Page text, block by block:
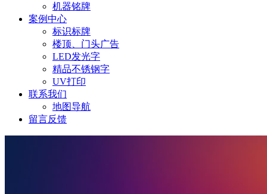
机器铭牌
案例中心
标识标牌
楼顶、门头广告
LED发光字
精品不锈钢字
UV打印
联系我们
地图导航
留言反馈